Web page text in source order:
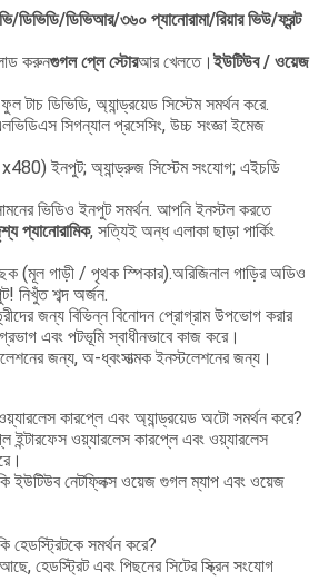
ডিভিডি/ডিভিআর/৩৬০ প্যানোরামা/রিয়ার ভিউ/ফ্রন্ট
করুনগুগল প্লে স্টোরআর খেলতে। ইউটিউব / ওয়েজ
টাচ ডিভিডি, অ্যান্ড্রয়েড সিস্টেম সমর্থন করে.
সিগন্যাল প্রসেসিং, উচ্চ সংজ্ঞা ইমেজ
ইনপুট; অ্যান্ড্রুজ সিস্টেম সংযোগ; এইচডি
ভিডিও ইনপুট সমর্থন. আপনি ইনস্টল করতে
প্যানোরামিক, সত্যিই অন্ধ এলাকা ছাড়া পার্কিং
(মূল গাড়ী / পৃথক স্পিকার).অরিজিনাল গাড়ির অডিও
নিখুঁত শব্দ অর্জন.
জন্য বিভিন্ন বিনোদন প্রোগ্রাম উপভোগ করার
এবং পটভূমি স্বাধীনভাবে কাজ করে।
জন্য, অ-ধ্বংসাত্মক ইনস্টলেশনের জন্য।
কারপ্লে এবং অ্যান্ড্রয়েড অটো সমর্থন করে?
ইন্টারফেস ওয়্যারলেস কারপ্লে এবং ওয়্যারলেস
ইউটিউব নেটফ্লিক্স ওয়েজ গুগল ম্যাপ এবং ওয়েজ
হেডস্ট্রিটকে সমর্থন করে?
হেডস্ট্রিট এবং পিছনের সিটের স্ক্রিন সংযোগ